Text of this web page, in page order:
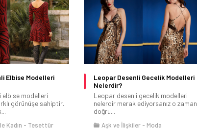
Elbise Modelleri
elbise modelleri
görünüşe sahiptir.
Kadın
Tesettür
Leopar Desenli Gecelik Modelleri
Nelerdir?
Leopar desenli gecelik modelleri
nelerdir merak ediyorsanız o zaman
doğru...
Aşk ve İlişkiler
Moda